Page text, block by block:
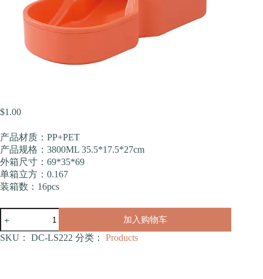
$1.00
产品材质：PP+PET
产品规格：3800ML 35.5*17.5*27cm
外箱尺寸：69*35*69
单箱立方：0.167
装箱数：16pcs
空
喂
加入购物车
SKU： DC-LS222 分类： Products